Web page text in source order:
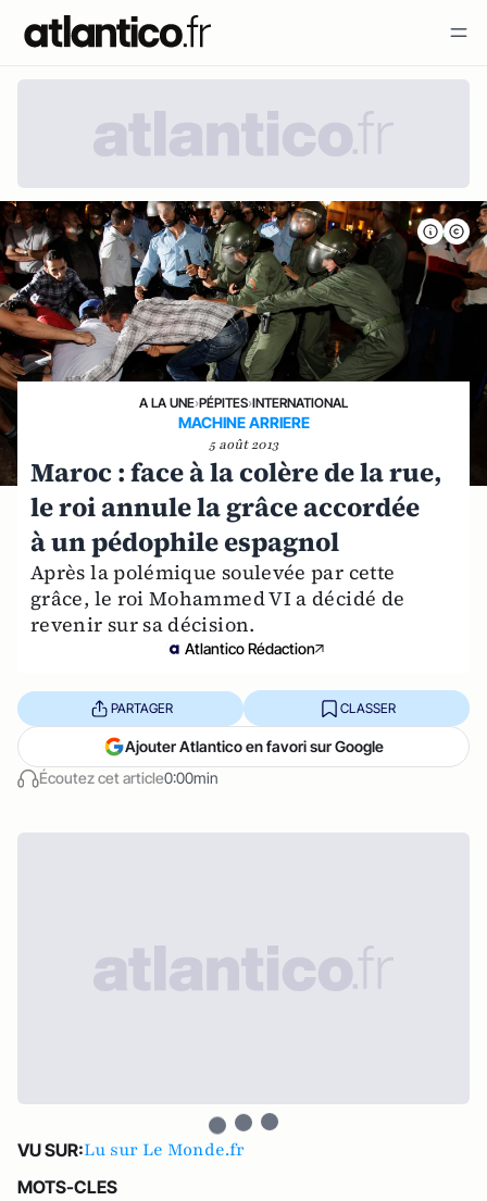
A LA UNE›PÉPITES›INTERNATIONAL
MACHINE ARRIERE
5 août 2013
Maroc : face à la colère de la rue,
le roi annule la grâce accordée
à un pédophile espagnol
Après la polémique soulevée par cette
grâce, le roi Mohammed VI a décidé de
revenir sur sa décision.
Atlantico Rédaction
Écoutez cet article0:00min
PARTAGER CLASSER
Ajouter Atlantico en favori sur Google
VU SUR:Lu sur Le Monde.fr
MOTS-CLES